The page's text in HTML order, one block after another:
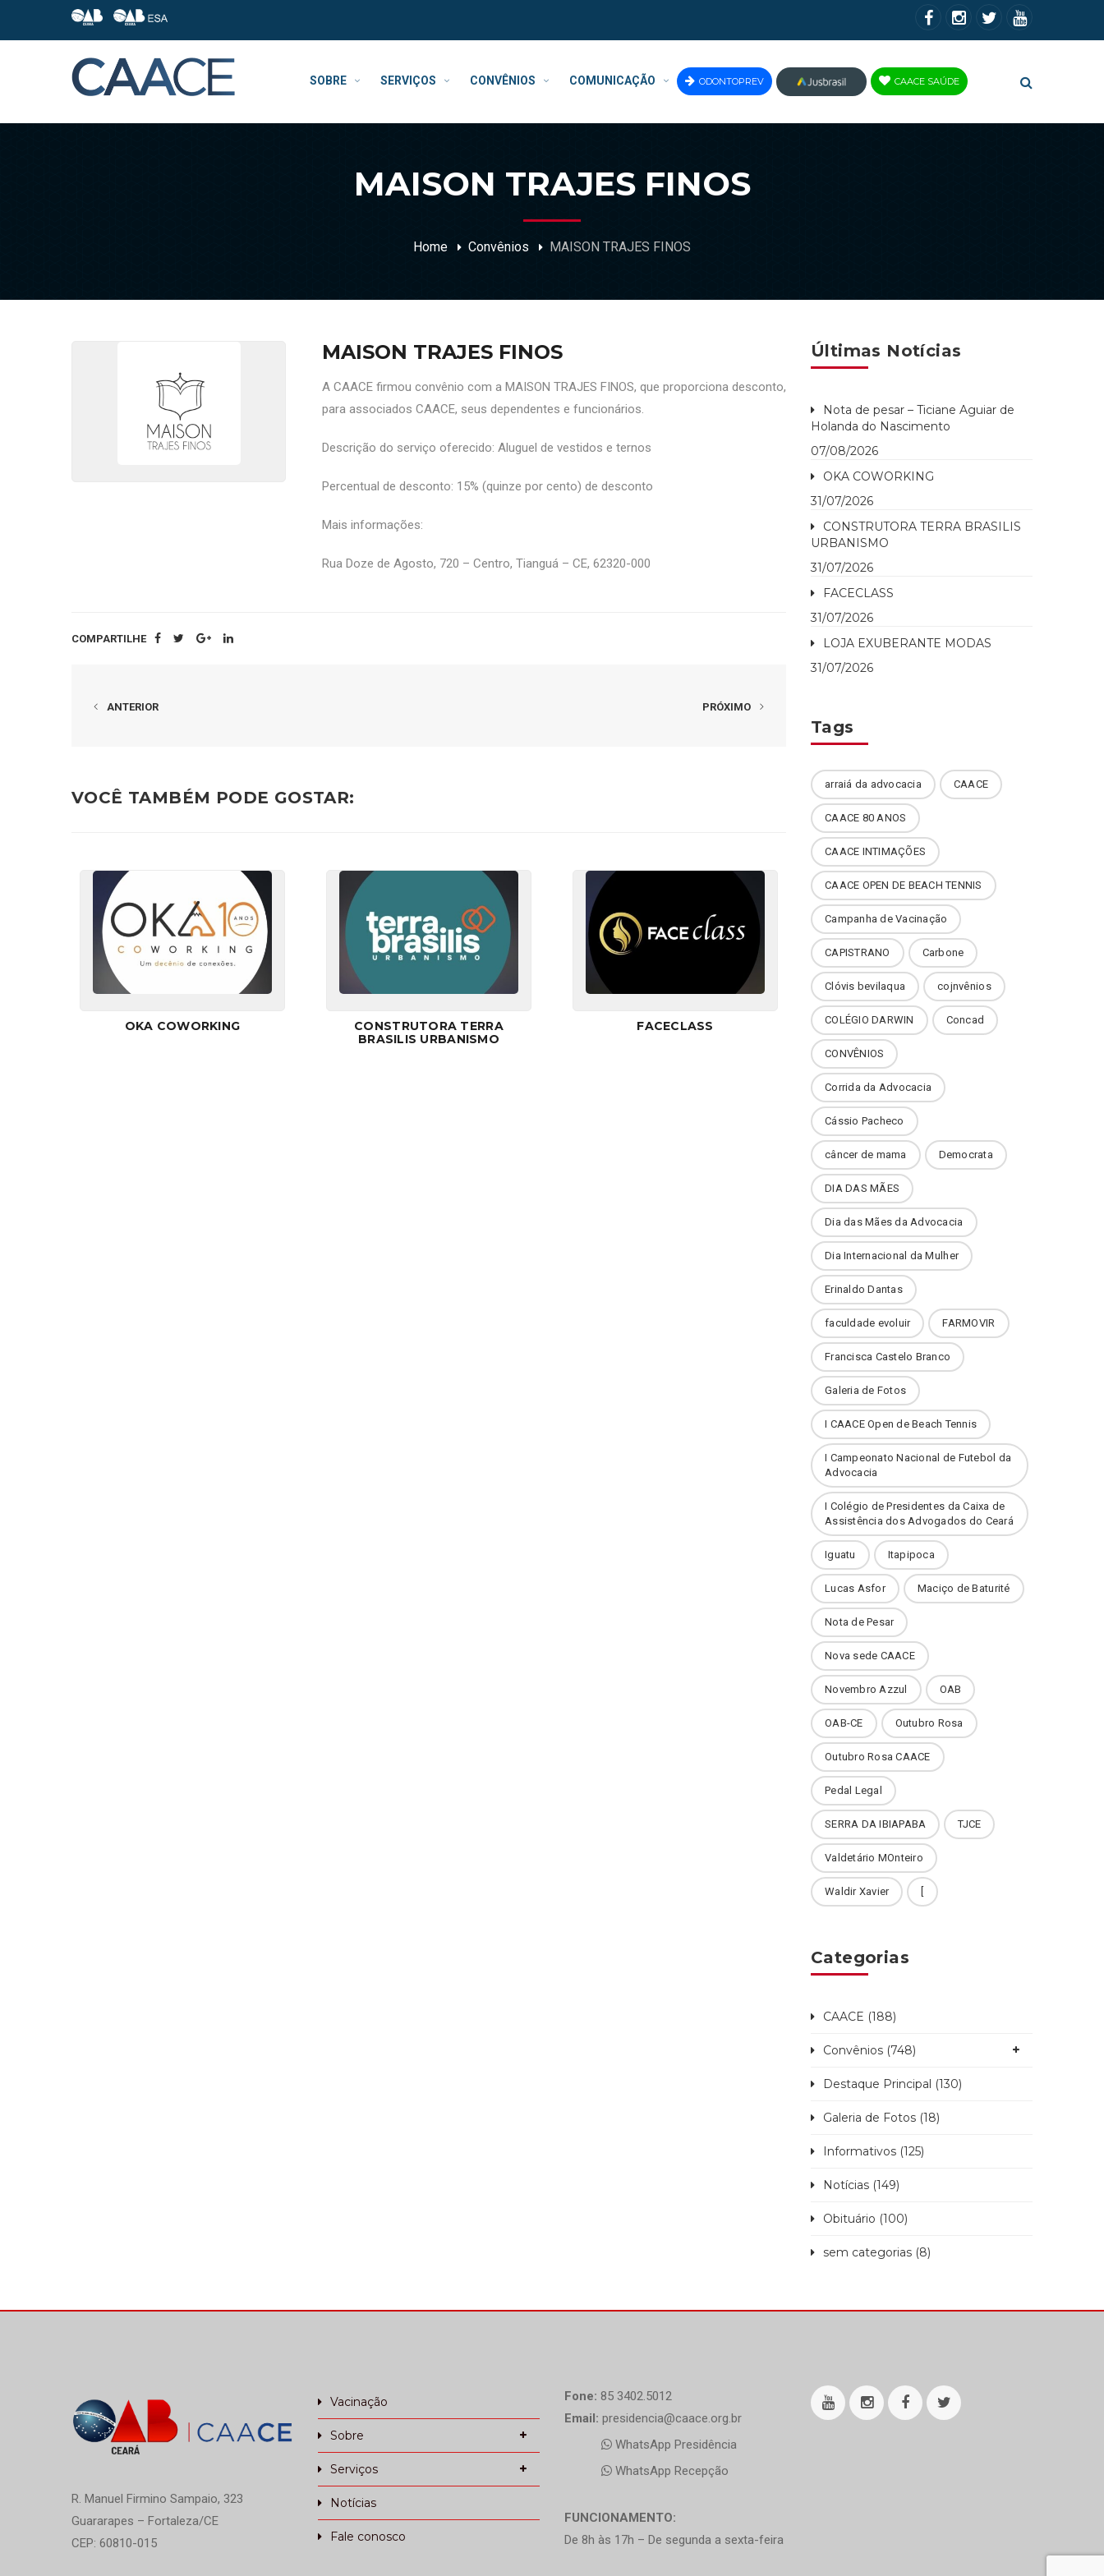
SOBRE SERVIÇOS CONVÊNIOS COMUNICAÇÃO ODONTOPREV
JUS
CAACE SAÚDE
MAISON TRAJES FINOS
Home Convênios MAISON TRAJES FINOS
MAISON TRAJES FINOS
A CAACE firmou convênio com a MAISON TRAJES FINOS, que proporciona desconto,
para associados CAACE, seus dependentes e funcionários.
Descrição do serviço oferecido: Aluguel de vestidos e ternos
Percentual de desconto: 15% (quinze por cento) de desconto
Mais informações:
Rua Doze de Agosto, 720 – Centro, Tianguá – CE, 62320-000
COMPARTILHE
ANTERIOR PRÓXIMO
VOCÊ TAMBÉM PODE GOSTAR:
OKA COWORKING
CONSTRUTORA TERRA
BRASILIS URBANISMO
FACECLASS
Últimas Notícias
Nota de pesar – Ticiane Aguiar de
Holanda do Nascimento
07/08/2026
OKA COWORKING
31/07/2026
CONSTRUTORA TERRA BRASILIS
URBANISMO
31/07/2026
FACECLASS
31/07/2026
LOJA EXUBERANTE MODAS
31/07/2026
Tags
arraiá da advocacia CAACE
CAACE 80 ANOS
CAACE INTIMAÇÕES
CAACE OPEN DE BEACH TENNIS
Campanha de Vacinação
CAPISTRANO Carbone
Clóvis bevilaqua cojnvênios
COLÉGIO DARWIN Concad
CONVÊNIOS
Corrida da Advocacia
Cássio Pacheco
câncer de mama Democrata
DIA DAS MÃES
Dia das Mães da Advocacia
Dia Internacional da Mulher
Erinaldo Dantas
faculdade evoluir FARMOVIR
Francisca Castelo Branco
Galeria de Fotos
I CAACE Open de Beach Tennis
I Campeonato Nacional de Futebol da
Advocacia
I Colégio de Presidentes da Caixa de
Assistência dos Advogados do Ceará
Iguatu Itapipoca
Lucas Asfor Maciço de Baturité
Nota de Pesar
Nova sede CAACE
Novembro Azzul OAB
OAB-CE Outubro Rosa
Outubro Rosa CAACE
Pedal Legal
SERRA DA IBIAPABA TJCE
Valdetário MOnteiro
Waldir Xavier
Categorias
CAACE (188)
Convênios (748)
Destaque Principal (130)
Galeria de Fotos (18)
Informativos (125)
Notícias (149)
Obituário (100)
sem categorias (8)
R. Manuel Firmino Sampaio, 323
Guararapes – Fortaleza/CE
CEP: 60810-015
Vacinação
Sobre
Serviços
Notícias
Fale conosco
Fone: 85 3402.5012
Email: presidencia@caace.org.br
WhatsApp Presidência
WhatsApp Recepção
FUNCIONAMENTO:
De 8h às 17h – De segunda a sexta-feira